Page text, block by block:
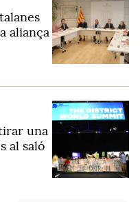
aliança
una
al saló